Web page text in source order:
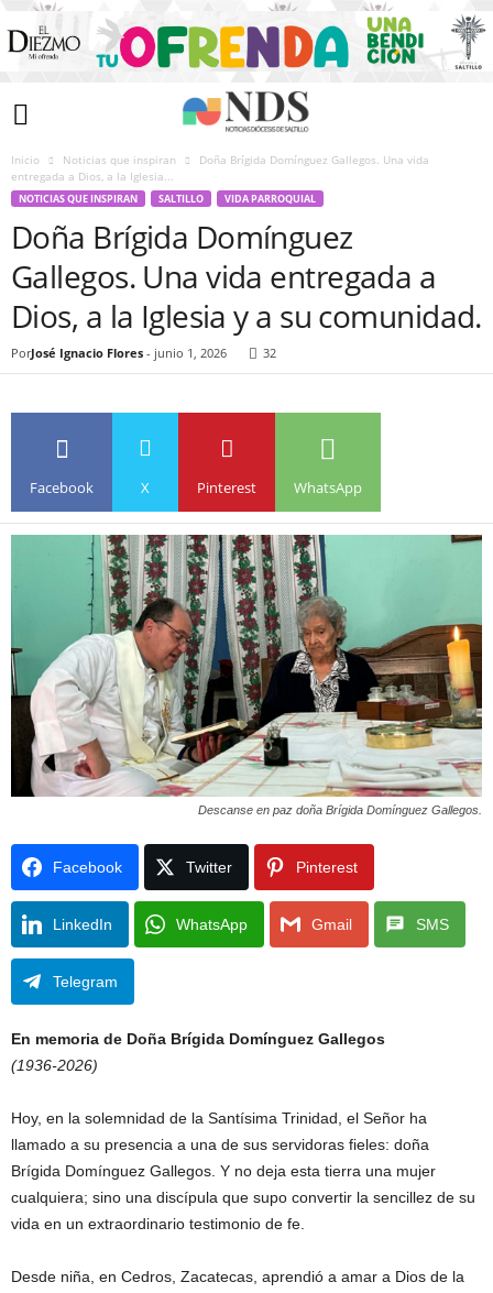
Inicio Noticias que inspiran
Doña Brígida Domínguez Gallegos. Una vida
entregada a Dios, a la Iglesia...
NOTICIAS QUE INSPIRAN SALTILLO VIDA PARROQUIAL
Doña Brígida Domínguez
Gallegos. Una vida entregada a
Dios, a la Iglesia y a su comunidad.
PorJosé Ignacio Flores - junio 1, 2026 32
Facebook X Pinterest WhatsApp
Descanse en paz doña Brígida Domínguez Gallegos.
Facebook Twitter Pinterest
LinkedIn WhatsApp Gmail SMS
Telegram
En memoria de Doña Brígida Domínguez Gallegos
(1936-2026)
Hoy, en la solemnidad de la Santísima Trinidad, el Señor ha
llamado a su presencia a una de sus servidoras fieles: doña
Brígida Domínguez Gallegos. Y no deja esta tierra una mujer
cualquiera; sino una discípula que supo convertir la sencillez de su
vida en un extraordinario testimonio de fe.
Desde niña, en Cedros, Zacatecas, aprendió a amar a Dios de la